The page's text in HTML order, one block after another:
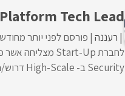
Platform Tech Lead
רעננה פורסם לפני יותר
Security ב- High-Scale דרוש/ה Platform Tech Lead לצוות הפיתוח.במסגרת ...